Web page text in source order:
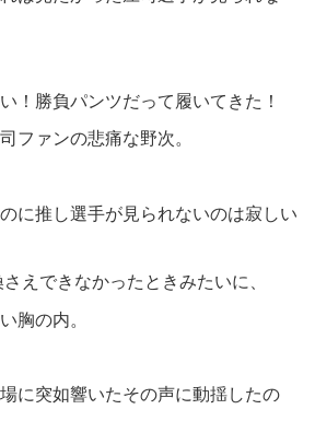
！勝負パンツだって履いてきた！
ファンの悲痛な野次。
に推し選手が見られないのは寂しい
えできなかったときみたいに、
胸の内。
に突如響いたその声に動揺したの